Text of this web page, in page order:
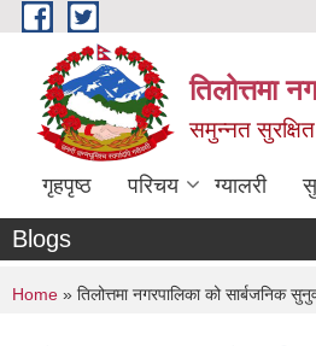
Skip to main content
तिलोत्तमा
समुन्नत
गृहपृष्ठ परिचय ग्यालरी
Blogs
You are here
Home » तिलोत्तमा नगरपालिका को सार्बजनिक